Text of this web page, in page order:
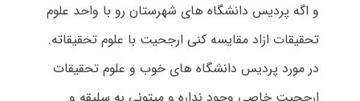
و اگه پردیس دانشگاه های شهرستان رو با واحد علوم
تحقیقات ازاد مقایسه کنی ارجحیت با علوم تحقیقاته.
در مورد پردیس دانشگاه های خوب و علوم تحقیقات